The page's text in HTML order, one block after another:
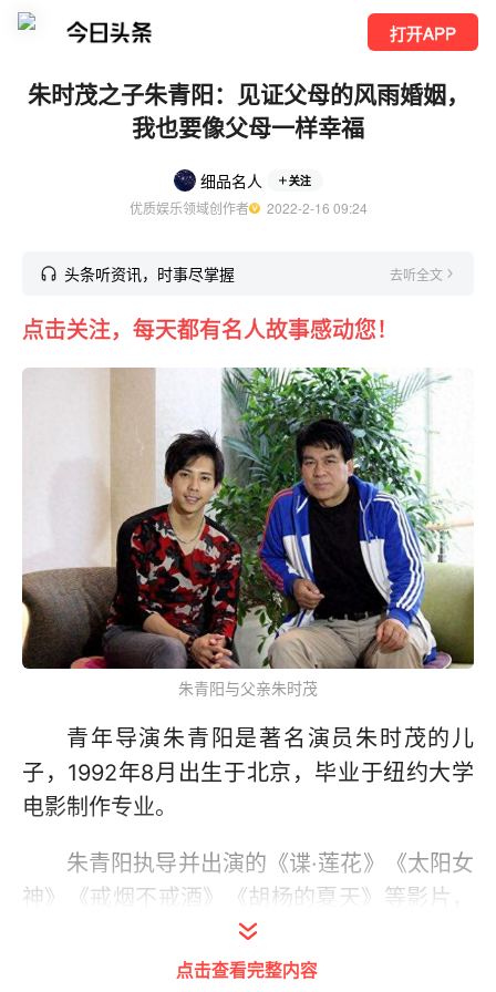
打开APP
朱时茂之子朱青阳：见证父母的风雨婚姻，
我也要像父母一样幸福
细品名人 关注
优质娱乐领域创作者
  2022-2-16 09:24
头条听资讯，时事尽掌握 去听全文
点击关注，每天都有名人故事感动您！
朱青阳与父亲朱时茂
青年导演朱青阳是著名演员朱时茂的儿
子，1992年8月出生于北京，毕业于纽约大学
电影制作专业。
朱青阳执导并出演的《谍·莲花》《太阳女
神》《戒烟不戒酒》《胡杨的夏天》等影片，
受到圈内外人士的广泛好评。
点击查看完整内容